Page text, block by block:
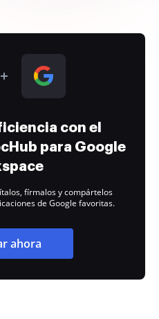
con el
para Google
fírmalos y compártelos
de Google favoritas.
ahora